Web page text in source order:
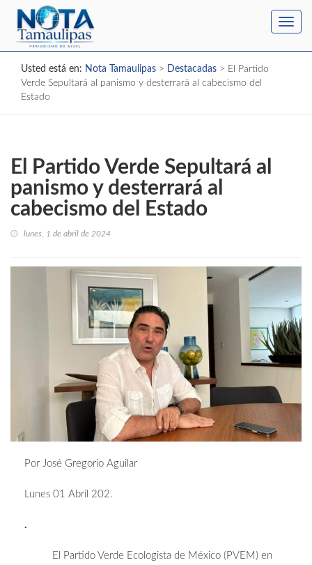
Usted está en: Nota Tamaulipas > Destacadas > El Partido
Verde Sepultará al panismo y desterrará al cabecismo del
Estado
El Partido Verde Sepultará al
panismo y desterrará al
cabecismo del Estado
lunes, 1 de abril de 2024
Por José Gregorio Aguilar
Lunes 01 Abril 202.
.
El Partido Verde Ecologista de México (PVEM) en